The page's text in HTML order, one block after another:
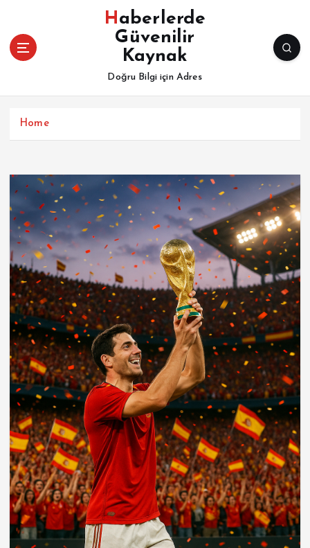
Haberlerde
Güvenilir
Kaynak
Doğru Bilgi için Adres
Home